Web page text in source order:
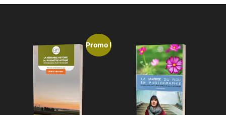
Promo !